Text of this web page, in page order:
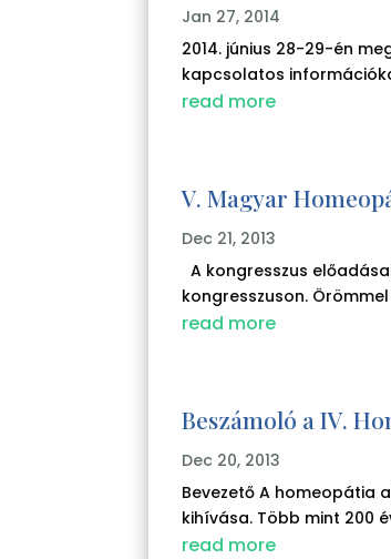
Jan 27, 2014
2014. június 28-29-én
kapcsolatos
read more
V. Magyar
Dec 21, 2013
A kongresszus
kongresszuson.
read more
Beszámoló a IV.
Dec 20, 2013
Bevezető A homeopátia
kihívása. Több mint 200
read more